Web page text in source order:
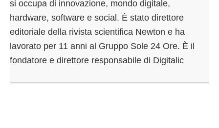
si occupa di innovazione, mondo digitale,
hardware, software e social. È stato direttore
editoriale della rivista scientifica Newton e ha
lavorato per 11 anni al Gruppo Sole 24 Ore. È il
fondatore e direttore responsabile di Digitalic